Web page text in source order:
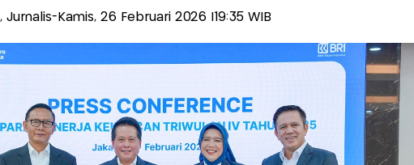
, Jurnalis-Kamis, 26 Februari 2026 |19:35 WIB